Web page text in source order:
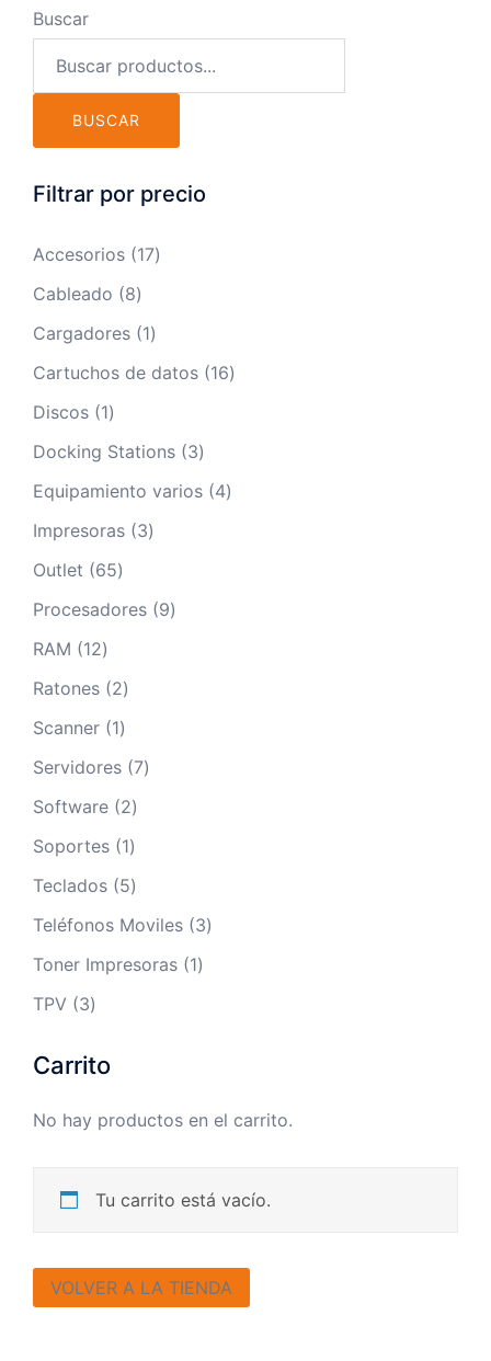
Buscar
BUSCAR
Filtrar por precio
Accesorios 1717
Cableado 88
productos
Cargadores 11
producto
Cartuchos de datos 1616
Discos 11
producto
Docking Stations 33
productos
Equipamiento varios 44
Impresoras 33
Outlet 6565
productos
Procesadores 99
RAM 1212
productos
Ratones 22
productos
Scanner 11
producto
Servidores 77
Software 22
productos
Soportes 11
producto
Teclados 55
productos
Teléfonos Moviles 33
Toner Impresoras 11
TPV 33
Carrito
No hay productos en el carrito.
Tu carrito está vacío.
VOLVER A LA TIENDA